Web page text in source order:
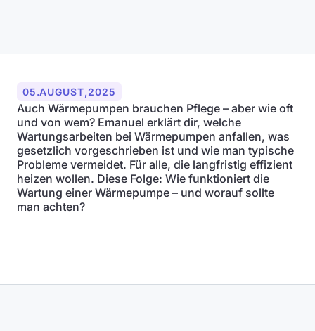
05.AUGUST,2025
Auch Wärmepumpen brauchen Pflege – aber wie oft
und von wem? Emanuel erklärt dir, welche
Wartungsarbeiten bei Wärmepumpen anfallen, was
gesetzlich vorgeschrieben ist und wie man typische
Probleme vermeidet. Für alle, die langfristig effizient
heizen wollen. Diese Folge: Wie funktioniert die
Wartung einer Wärmepumpe – und worauf sollte
man achten?